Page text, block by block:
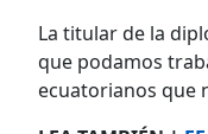
La titular de la
que podamos
ecuatorianos que